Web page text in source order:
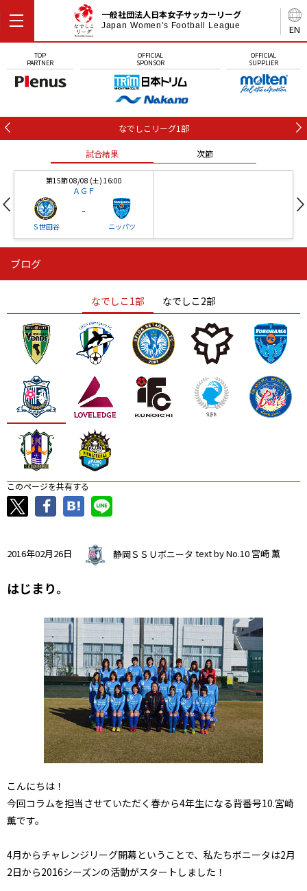
EN
一般社団法人日本女子サッカーリーグ
Japan Women's Football League
TOP
PARTNER
OFFICIAL
SPONSOR
OFFICIAL
SUPPLIER
なでしこリーグ1部
試合結果 次節
第15節 08/08 (土) 16:00
ＡＧＦ
Ｓ世田谷
-
ニッパツ
ニッパツ
ニッパツ 名古屋
石人の星
静岡 愛媛Ｌ
ブログ
なでしこ1部 なでしこ2部
このページを共有する
2016年02月26日 静岡ＳＳＵボニータ text by No.10 宮崎 薫
はじまり。
こんにちは！
今回コラムを担当させていただく春から4年生になる背番号10.宮崎
薫です。
4月からチャレンジリーグ開幕ということで、私たちボニータは2月
2日から2016シーズンの活動がスタートしました！